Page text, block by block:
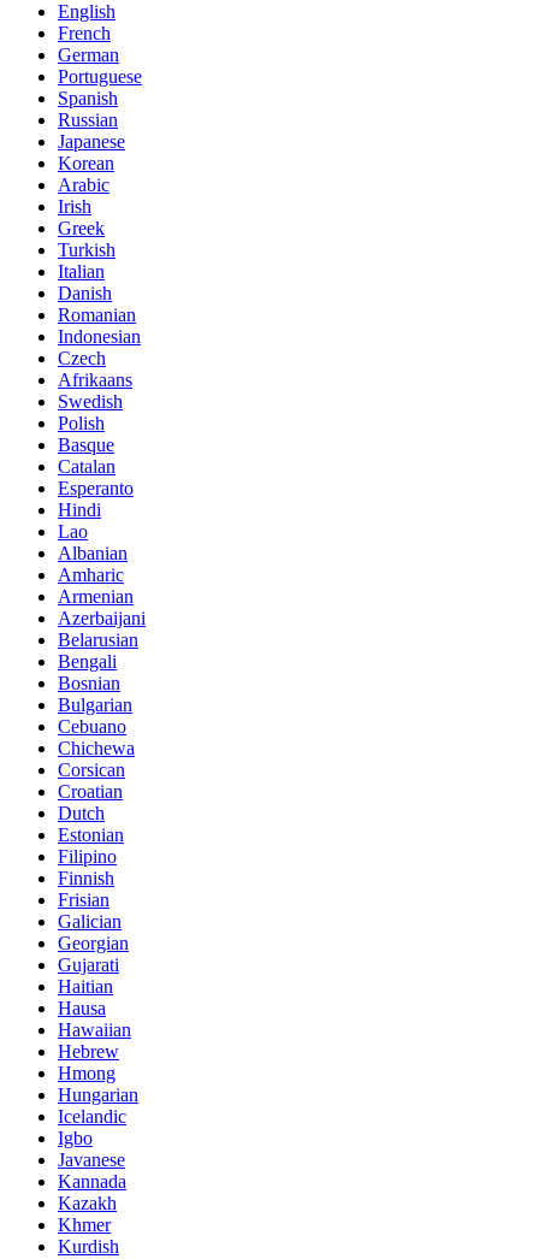
English
French
German
Portuguese
Spanish
Russian
Japanese
Korean
Arabic
Irish
Greek
Turkish
Italian
Danish
Romanian
Indonesian
Czech
Afrikaans
Swedish
Polish
Basque
Catalan
Esperanto
Hindi
Lao
Albanian
Amharic
Armenian
Azerbaijani
Belarusian
Bengali
Bosnian
Bulgarian
Cebuano
Chichewa
Corsican
Croatian
Dutch
Estonian
Filipino
Finnish
Frisian
Galician
Georgian
Gujarati
Haitian
Hausa
Hawaiian
Hebrew
Hmong
Hungarian
Icelandic
Igbo
Javanese
Kannada
Kazakh
Khmer
Kurdish